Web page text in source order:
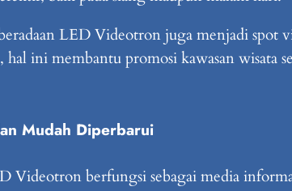
LED Videotron juga menjadi
hal ini membantu promosi kawasan
Mudah Diperbarui
Videotron berfungsi sebagai media